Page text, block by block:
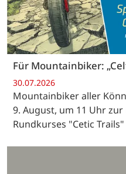
Für Mountainbiker:
30.07.2026
Mountainbiker aller
9. August, um 11 Uhr
Rundkurses "Cetic